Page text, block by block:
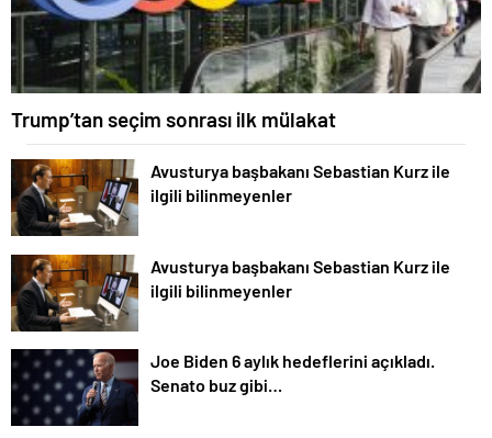
Trump’tan seçim sonrası ilk mülakat
Avusturya başbakanı Sebastian Kurz ile
ilgili bilinmeyenler
Avusturya başbakanı Sebastian Kurz ile
ilgili bilinmeyenler
Joe Biden 6 aylık hedeflerini açıkladı.
Senato buz gibi…